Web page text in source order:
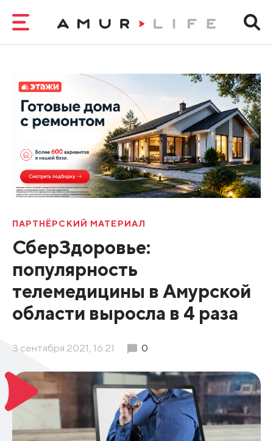
ПАРТНЁРСКИЙ МАТЕРИАЛ
СберЗдоровье:
популярность
телемедицины в Амурской
области выросла в 4 раза
3 сентября 2021, 16:21 0